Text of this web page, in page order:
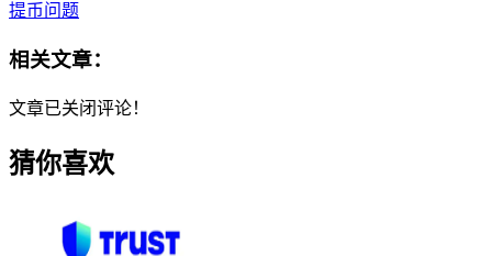
提币问题
相关文章：
文章已关闭评论！
猜你喜欢